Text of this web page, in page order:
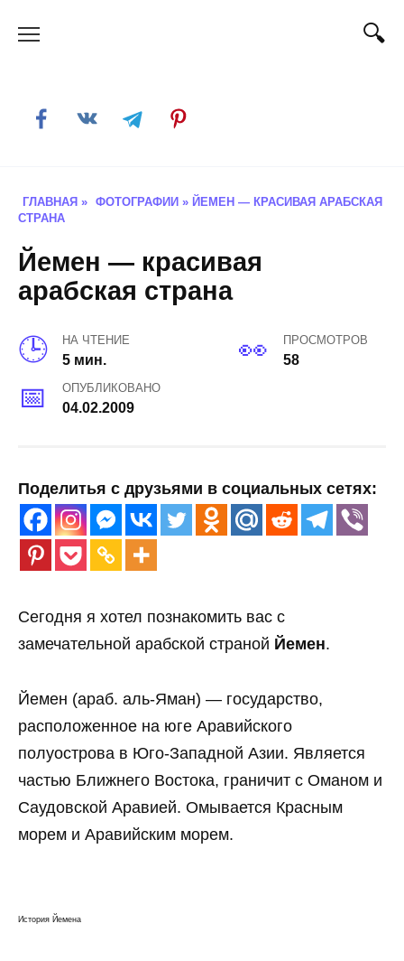
ГЛАВНАЯ » ФОТОГРАФИИ » ЙЕМЕН — КРАСИВАЯ АРАБСКАЯ
СТРАНА
Йемен — красивая
арабская страна
НА ЧТЕНИЕ
5 мин.
ПРОСМОТРОВ
58
ОПУБЛИКОВАНО
04.02.2009
Поделитья с друзьями в социальных сетях:
Сегодня я хотел познакомить вас с
замечательной арабской страной Йемен.
Йемен (араб. аль-Яман) — государство,
расположенное на юге Аравийского
полуострова в Юго-Западной Азии. Является
частью Ближнего Востока, граничит с Оманом и
Саудовской Аравией. Омывается Красным
морем и Аравийским морем.
История Йемена